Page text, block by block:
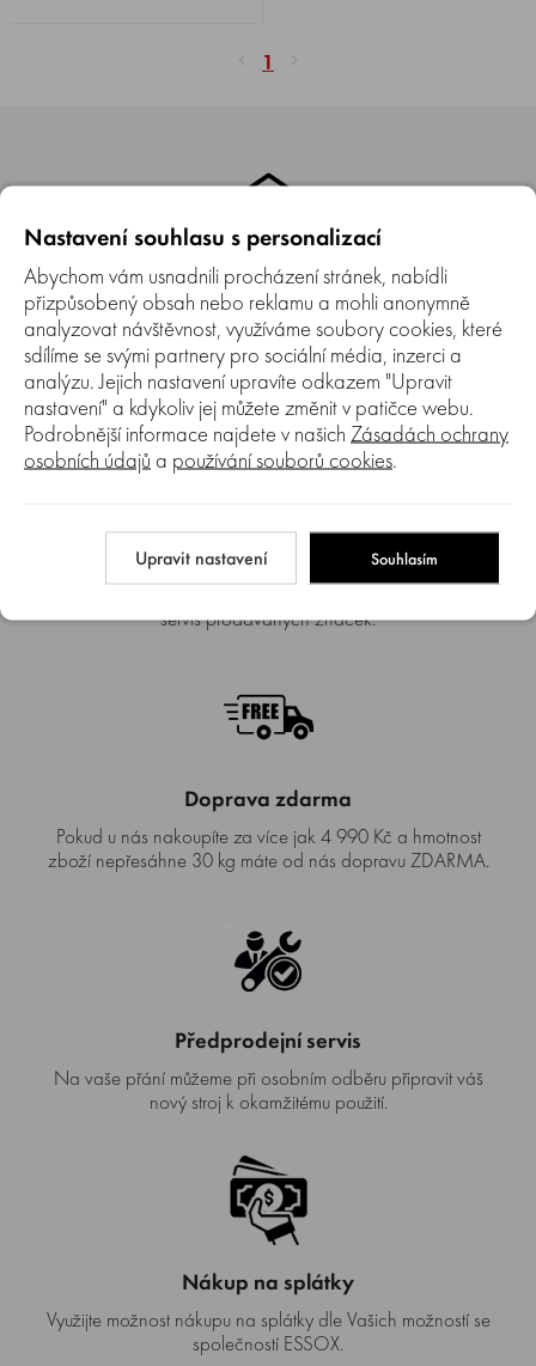
1
Kamenná prodejna
Máme také kamennou prodejnu v Brně, kde si můžete náš
sortiment prohlédnout a nechat si poradit od našich
pracovníků.
Autorizovaný SERVIS
servis prodávaných značek.
Doprava zdarma
Pokud u nás nakoupíte za více jak 4 990 Kč a hmotnost
zboží nepřesáhne 30 kg máte od nás dopravu ZDARMA.
Předprodejní servis
Na vaše přání můžeme při osobním odběru připravit váš
nový stroj k okamžitému použití.
Nákup na splátky
Využijte možnost nákupu na splátky dle Vašich možností se
společností ESSOX.
Nastavení souhlasu s personalizací
Abychom vám usnadnili procházení stránek, nabídli
přizpůsobený obsah nebo reklamu a mohli anonymně
analyzovat návštěvnost, využíváme soubory cookies, které
sdílíme se svými partnery pro sociální média, inzerci a
analýzu. Jejich nastavení upravíte odkazem "Upravit
nastavení" a kdykoliv jej můžete změnit v patičce webu.
Podrobnější informace najdete v našich Zásadách ochrany
osobních údajů a používání souborů cookies.
Upravit nastavení Souhlasím